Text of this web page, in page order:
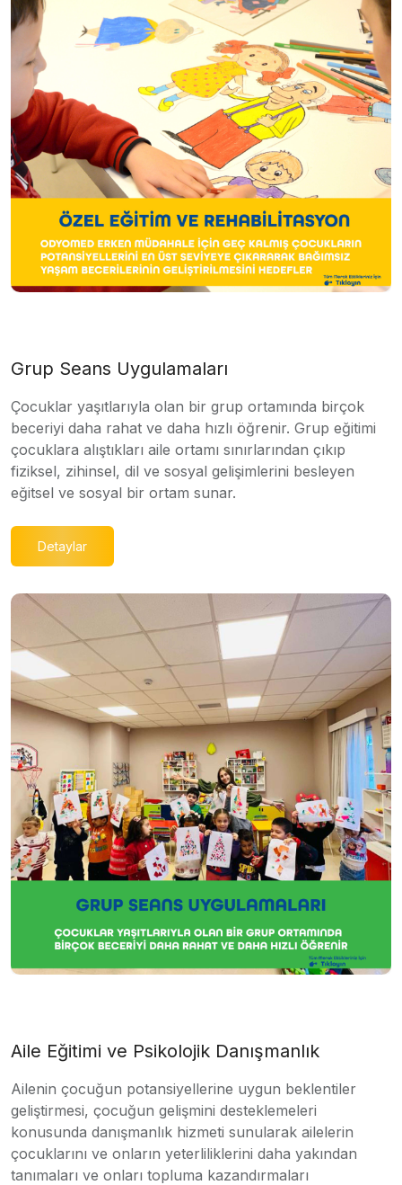
Grup Seans Uygulamaları
Çocuklar yaşıtlarıyla olan bir grup ortamında birçok
beceriyi daha rahat ve daha hızlı öğrenir. Grup eğitimi
çocuklara alıştıkları aile ortamı sınırlarından çıkıp
fiziksel, zihinsel, dil ve sosyal gelişimlerini besleyen
eğitsel ve sosyal bir ortam sunar.
Detaylar
Aile Eğitimi ve Psikolojik Danışmanlık
Ailenin çocuğun potansiyellerine uygun beklentiler
geliştirmesi, çocuğun gelişmini desteklemeleri
konusunda danışmanlık hizmeti sunularak ailelerin
çocuklarını ve onların yeterliliklerini daha yakından
tanımaları ve onları topluma kazandırmaları